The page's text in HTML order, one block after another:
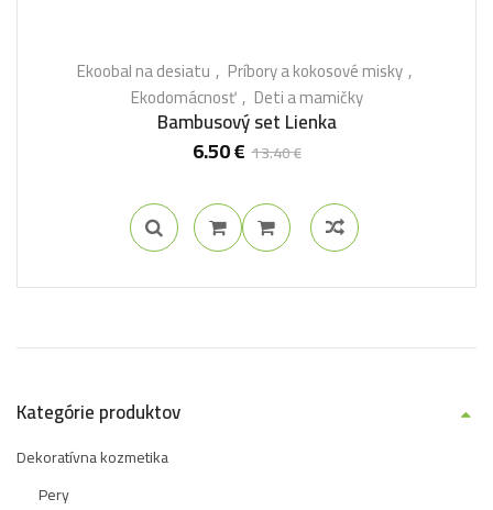
Ekoobal na desiatu
Príbory a kokosové misky
Ekodomácnosť
Deti a mamičky
Bambusový set Lienka
13.40€
6.50€
Kategórie produktov
Dekoratívna kozmetika
Pery